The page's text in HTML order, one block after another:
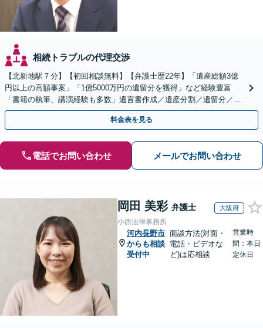
相続トラブルの代理交渉
【北新地駅７分】【初回相談無料】【弁護士歴22年】「遺産総額3億
円以上の高額事案」「1億5000万円の遺留分を獲得」など経験豊富
「書籍の執筆、講演経験も多数」遺言書作成／遺産分割／遺留分／相
続放棄など【休日・夜間面談可】【完全個室対応】
料金表を見る
電話でお問い合わせ メールでお問い合わせ
岡田 美彩 弁護士 大阪府
小西法律事務所
河内長野市
からも相談
受付中
面談方法(対面・
電話・ビデオな
ど)は応相談
営業時
間：本日
定休日